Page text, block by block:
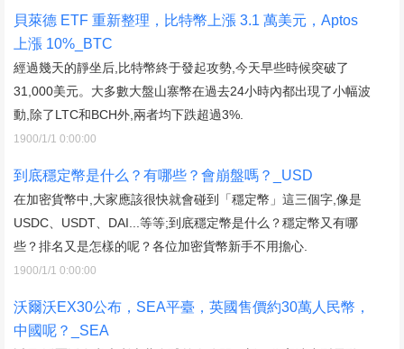
貝萊德 ETF 重新整理，比特幣上漲 3.1 萬美元，Aptos
上漲 10%_BTC
經過幾天的靜坐后,比特幣終于發起攻勢,今天早些時候突破了
31,000美元。大多數大盤山寨幣在過去24小時內都出現了小幅波
動,除了LTC和BCH外,兩者均下跌超過3%.
1900/1/1 0:00:00
到底穩定幣是什么？有哪些？會崩盤嗎？_USD
在加密貨幣中,大家應該很快就會碰到「穩定幣」這三個字,像是
USDC、USDT、DAI...等等;到底穩定幣是什么？穩定幣又有哪
些？排名又是怎樣的呢？各位加密貨幣新手不用擔心.
1900/1/1 0:00:00
沃爾沃EX30公布，SEA平臺，英國售價約30萬人民幣，
中國呢？_SEA